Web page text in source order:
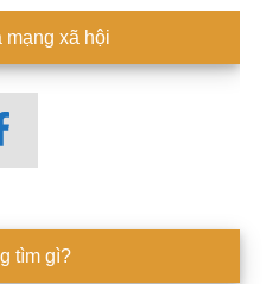
mạng xã hội
tìm gì?